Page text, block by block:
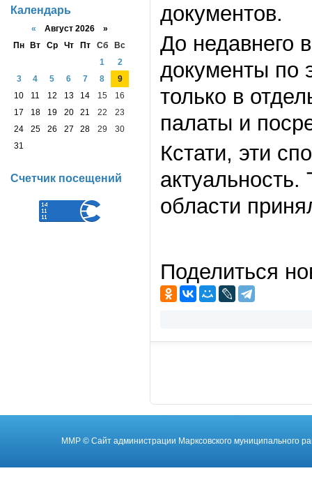
документов.
До недавнего
документы по
только в
палаты и
Кстати, эти
области
Поделиться
Календарь
« Август 2026 »
Пн
Вт Ср Чт Пт Сб
Вс
1
2
3
4 5 6 7 8
9
10
11 12 13 14 15
16
17
18 19 20 21 22
23
24
25 26 27 28 29
30
31
Счетчик посещений
ММР © Cайт администрации Марксовского муниципального